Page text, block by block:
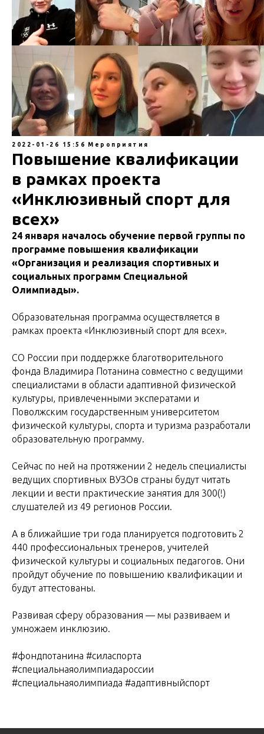
2022-01-26 15:56 Мероприятия
Повышение квалификации
в рамках проекта
«Инклюзивный спорт для
всех»
24 января началось обучение первой группы по
программе повышения квалификации
«Организация и реализация спортивных и
социальных программ Специальной
Олимпиады».
Образовательная программа осуществляется в
рамках проекта «Инклюзивный спорт для всех».
СО России при поддержке благотворительного
фонда Владимира Потанина совместно с ведущими
специалистами в области адаптивной физической
культуры, привлеченными эксператами и
Поволжским государственным университетом
физической культуры, спорта и туризма разработали
образовательную программу.
Сейчас по ней на протяжении 2 недель специалисты
ведущих спортивных ВУЗОв страны будут читать
лекции и вести практические занятия для 300(!)
слушателей из 49 регионов России.
А в ближайшие три года планируется подготовить 2
440 профессиональных тренеров, учителей
физической культуры и социальных педагогов. Они
пройдут обучение по повышению квалификации и
будут аттестованы.
Развивая сферу образования — мы развиваем и
умножаем инклюзию.
#фондпотанина #силаспорта
#специальнаяолимпиадароссии
#специальнаяолимпиада #адаптивныйспорт